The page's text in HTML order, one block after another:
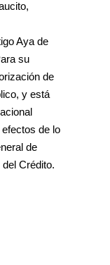
Aya de
su
de
y está
de lo
de
Crédito.